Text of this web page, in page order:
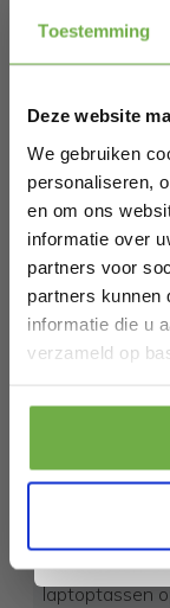
Toestemming
Deze website
We gebruiken
personaliseren,
en om ons
informatie over
partners voor
partners kunnen
informatie die u
verzameld op
Ontdek een
handtassen,
laptoptassen
Schrijf
Bij
Laat ons